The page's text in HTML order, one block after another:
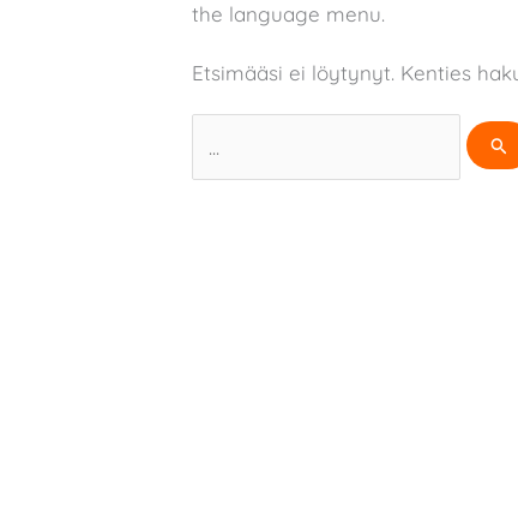
the language menu.
Etsimääsi ei löytynyt. Kenties
for: